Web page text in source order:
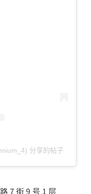
分享的帖子
7 街 9 号 1 层